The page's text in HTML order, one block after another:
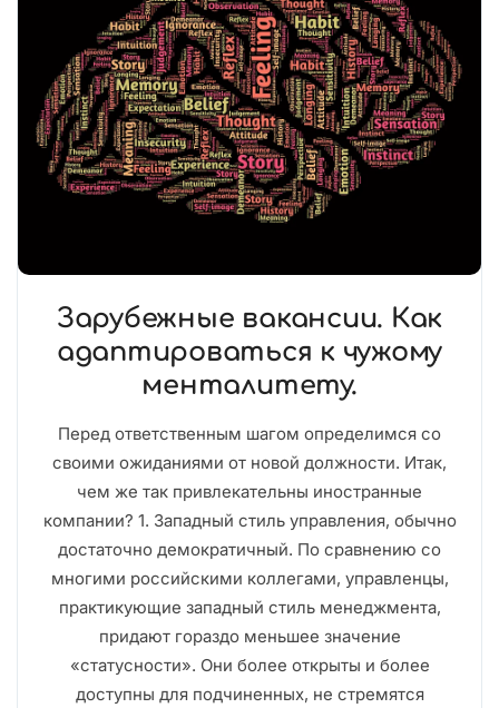
Зарубежные вакансии. Как
адаптироваться к чужому
менталитету.
Перед ответственным шагом определимся со
своими ожиданиями от новой должности. Итак,
чем же так привлекательны иностранные
компании? 1. Западный стиль управления, обычно
достаточно демократичный. По сравнению со
многими российскими коллегами, управленцы,
практикующие западный стиль менеджмента,
придают гораздо меньшее значение
«статусности». Они более открыты и более
доступны для подчиненных, не стремятся